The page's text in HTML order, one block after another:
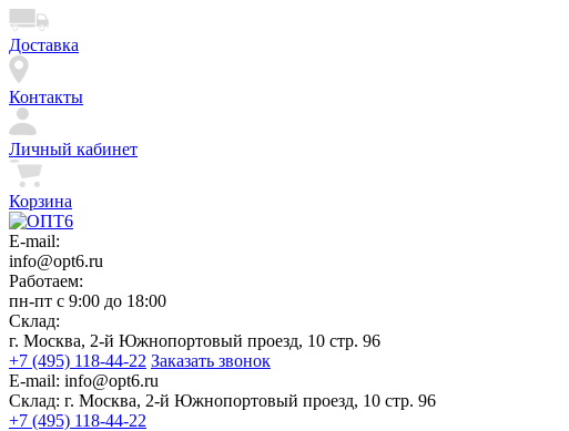
Доставка
Контакты
Личный кабинет
Корзина
E-mail:
info@opt6.ru
Работаем:
пн-пт с 9:00 до 18:00
Склад:
г. Москва, 2-й Южнопортовый проезд, 10 стр. 96
+7 (495) 118-44-22 Заказать звонок
E-mail: info@opt6.ru
Склад: г. Москва, 2-й Южнопортовый проезд, 10 стр. 96
+7 (495) 118-44-22